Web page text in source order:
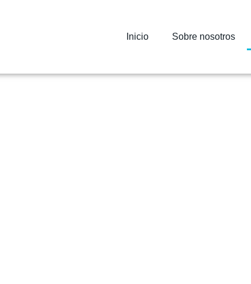
Inicio Sobre nosotros